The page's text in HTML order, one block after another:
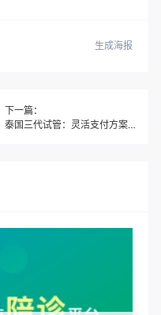
生成海报
下一篇：
泰国三代试管：灵活支付方案与无忧售后的完美结合